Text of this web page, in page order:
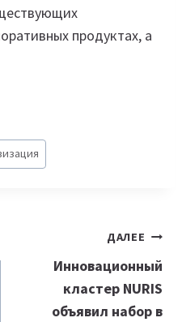
продуктах, а
ДАЛЕЕ
Инновационный
кластер NURIS
объявил набор в